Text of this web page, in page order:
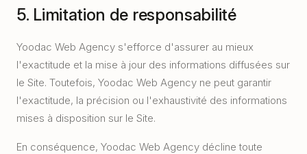
5. Limitation de responsabilité
Yoodac Web Agency s'efforce d'assurer au mieux
l'exactitude et la mise à jour des informations diffusées sur
le Site. Toutefois, Yoodac Web Agency ne peut garantir
l'exactitude, la précision ou l'exhaustivité des informations
mises à disposition sur le Site.
En conséquence, Yoodac Web Agency décline toute